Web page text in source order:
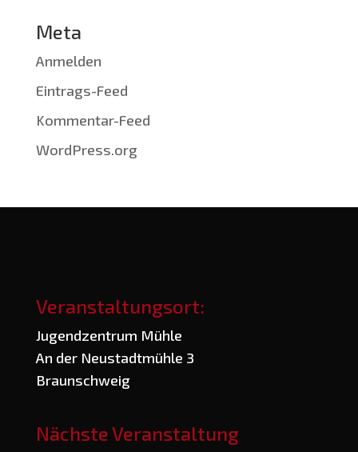
Meta
Anmelden
Eintrags-Feed
Kommentar-Feed
WordPress.org
Veranstaltungsort:
Jugend­zen­trum Mühle
An der Neu­stadt­müh­le 3
Braunschweig
Nächste Veranstaltung